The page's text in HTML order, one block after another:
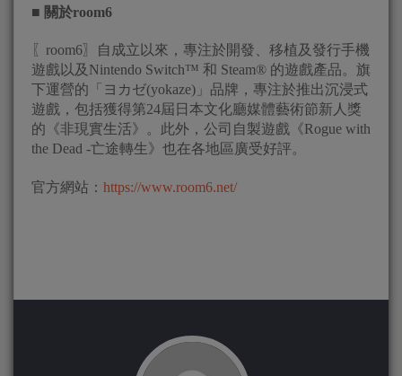
■ 關於room6
〖room6〗自成立以來，專注於開發、移植及發行手機
遊戲以及Nintendo Switch™ 和 Steam® 的遊戲產品。旗
下運營的「ヨカゼ(yokaze)」品牌，專注於推出沉浸式
遊戲，包括獲得第24屆日本文化廳媒體藝術節新人獎
的《非現實生活》。此外，公司自製遊戲《Rogue with
the Dead -亡途轉生》也在各地區廣受好評。
官方網站： https://www.room6.net/